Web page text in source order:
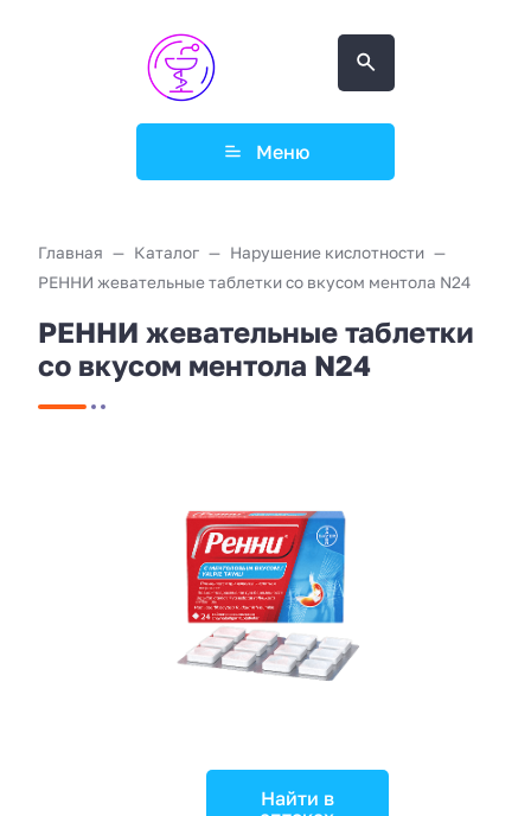
Меню
Главная Каталог
Нарушение кислотности
РЕННИ жевательные таблетки со вкусом ментола N24
РЕННИ жевательные таблетки
со вкусом ментола N24
Найти в